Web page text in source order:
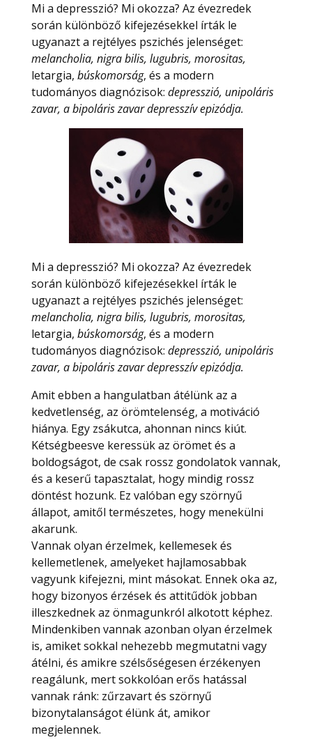
Mi a depresszió? Mi okozza? Az évezredek
során különböző kifejezésekkel írták le
ugyanazt a rejtélyes pszichés jelenséget:
melancholia, nigra bilis, lugubris, morositas,
letargia, búskomorság, és a modern
tudományos diagnózisok: depresszió, unipoláris
zavar, a bipoláris zavar depresszív epizódja.
Mi a depresszió? Mi okozza? Az évezredek
során különböző kifejezésekkel írták le
ugyanazt a rejtélyes pszichés jelenséget:
melancholia, nigra bilis, lugubris, morositas,
letargia, búskomorság, és a modern
tudományos diagnózisok: depresszió, unipoláris
zavar, a bipoláris zavar depresszív epizódja.
Amit ebben a hangulatban átélünk az a
kedvetlenség, az örömtelenség, a motiváció
hiánya. Egy zsákutca, ahonnan nincs kiút.
Kétségbeesve keressük az örömet és a
boldogságot, de csak rossz gondolatok vannak,
és a keserű tapasztalat, hogy mindig rossz
döntést hozunk. Ez valóban egy szörnyű
állapot, amitől természetes, hogy menekülni
akarunk.
Vannak olyan érzelmek, kellemesek és
kellemetlenek, amelyeket hajlamosabbak
vagyunk kifejezni, mint másokat. Ennek oka az,
hogy bizonyos érzések és attitűdök jobban
illeszkednek az önmagunkról alkotott képhez.
Mindenkiben vannak azonban olyan érzelmek
is, amiket sokkal nehezebb megmutatni vagy
átélni, és amikre szélsőségesen érzékenyen
reagálunk, mert sokkolóan erős hatással
vannak ránk: zűrzavart és szörnyű
bizonytalanságot élünk át, amikor
megjelennek.